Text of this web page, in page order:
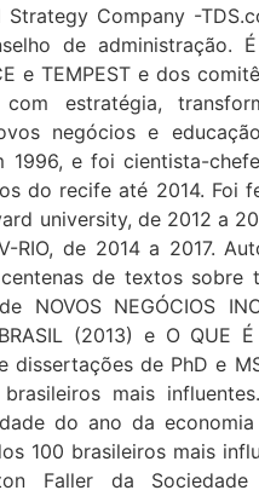
Company -
de administração.
e TEMPEST e dos
estratégia,
negócios e
e foi cientista-chefe
do recife até 2014. Foi
university, de 2012 a
RIO, de 2014 a 2017.
de textos sobre
NEGÓCIOS
(2013) e O QUE É
dissertações de PhD e
mais
do ano da economia
100 brasileiros mais
Faller da Sociedade